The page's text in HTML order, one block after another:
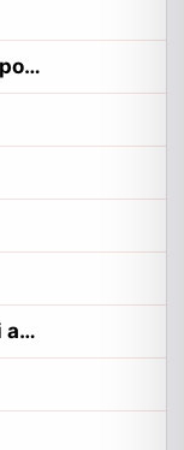
Bocconcini di rana pescatrice al pomodoro
Branzino al vapore con salsa agli agrumi